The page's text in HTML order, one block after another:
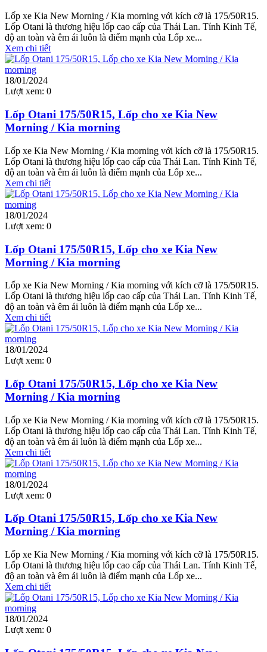
Lốp xe Kia New Morning / Kia morning với kích cỡ là 175/50R15.
Lốp Otani là thương hiệu lốp cao cấp của Thái Lan. Tính Kinh Tế,
độ an toàn và êm ái luôn là điểm mạnh của Lốp xe...
Xem chi tiết
18/01/2024
Lượt xem: 0
Lốp Otani 175/50R15, Lốp cho xe Kia New
Morning / Kia morning
Lốp xe Kia New Morning / Kia morning với kích cỡ là 175/50R15.
Lốp Otani là thương hiệu lốp cao cấp của Thái Lan. Tính Kinh Tế,
độ an toàn và êm ái luôn là điểm mạnh của Lốp xe...
Xem chi tiết
18/01/2024
Lượt xem: 0
Lốp Otani 175/50R15, Lốp cho xe Kia New
Morning / Kia morning
Lốp xe Kia New Morning / Kia morning với kích cỡ là 175/50R15.
Lốp Otani là thương hiệu lốp cao cấp của Thái Lan. Tính Kinh Tế,
độ an toàn và êm ái luôn là điểm mạnh của Lốp xe...
Xem chi tiết
18/01/2024
Lượt xem: 0
Lốp Otani 175/50R15, Lốp cho xe Kia New
Morning / Kia morning
Lốp xe Kia New Morning / Kia morning với kích cỡ là 175/50R15.
Lốp Otani là thương hiệu lốp cao cấp của Thái Lan. Tính Kinh Tế,
độ an toàn và êm ái luôn là điểm mạnh của Lốp xe...
Xem chi tiết
18/01/2024
Lượt xem: 0
Lốp Otani 175/50R15, Lốp cho xe Kia New
Morning / Kia morning
Lốp xe Kia New Morning / Kia morning với kích cỡ là 175/50R15.
Lốp Otani là thương hiệu lốp cao cấp của Thái Lan. Tính Kinh Tế,
độ an toàn và êm ái luôn là điểm mạnh của Lốp xe...
Xem chi tiết
18/01/2024
Lượt xem: 0